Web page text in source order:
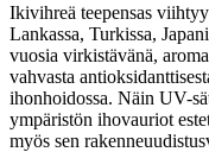
Ikivihreä teepensas
Lankassa, Turkissa,
vuosia virkistävänä,
vahvasta
ihonhoidossa. Näin UV-
ympäristön ihovauriot
myös sen